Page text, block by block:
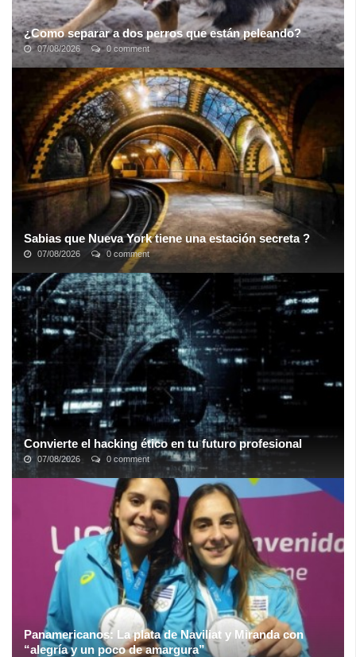
¿Como separar a dos perros que están peleando?
07/08/2026 0 comment
Es imposible prever el comportamiento de nuestra mascota ante
las múltiples situaciones que pueden darse tanto en el interior
como en el exterior del ...
Sabias que Nueva York tiene una estación secreta ?
07/08/2026 0 comment
Esta estación de metro abandonada, conocida como Track 61 (o
Pista 61), debajo del hotel Waldorf-Astoria de
Nueva York
supuestamente se utiliza para ...
Convierte el hacking ético en tu futuro profesional
07/08/2026 0 comment
En una sociedad cada vez más amenazada por los ataques
informáticos, contar con los conocimientos necesarios para
hacerles frente es tener un as ...
Panamericanos: La plata de Naviliat y Miranda con
“alegría y un poco de amargura”